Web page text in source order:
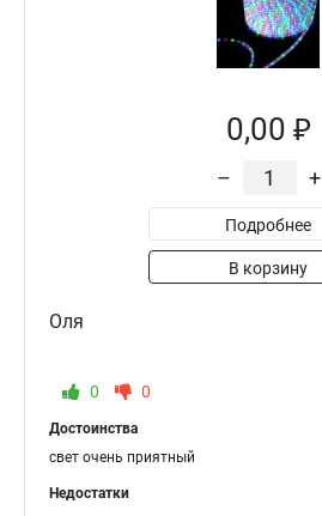
0,00 ₽
– +
Подробнее
В корзину
Оля
0 0
Достоинства
свет очень приятный
Недостатки